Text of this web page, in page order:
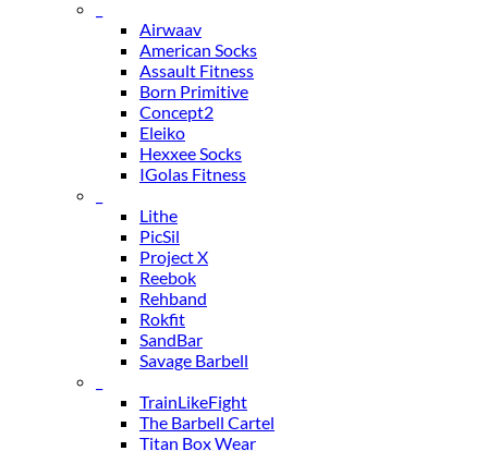
Airwaav
American Socks
Assault Fitness
Born Primitive
Concept2
Eleiko
Hexxee Socks
IGolas Fitness
Lithe
PicSil
Project X
Reebok
Rehband
Rokfit
SandBar
Savage Barbell
TrainLikeFight
The Barbell Cartel
Titan Box Wear